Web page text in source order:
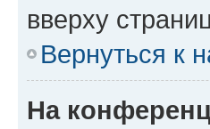
вверху
Вернуться к
На